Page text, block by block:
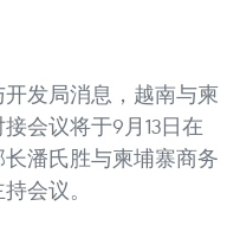
发局消息，越南与柬
会议将于9月13日在
潘氏胜与柬埔寨商务
会议。